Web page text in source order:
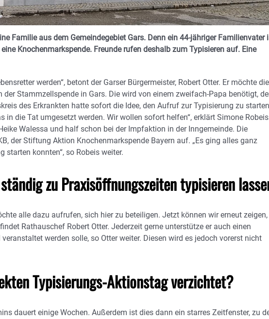
Familie aus dem Gemeindegebiet Gars. Denn ein 44-jähriger Familienvater
Knochenmarkspende. Freunde rufen deshalb zum Typisieren auf. Eine
werden“, betont der Garser Bürgermeister, Robert Otter. Er möchte die
Stammzellspende in Gars. Die wird von einem zweifach-Papa benötigt,
des Erkrankten hatte sofort die Idee, den Aufruf zur Typisierung zu
in die Tat umgesetzt werden. Wir wollen sofort helfen“, erklärt Simone
Walessa und half schon bei der Impfaktion in der Inngemeinde. Die
der Stiftung Aktion Knochenmarkspende Bayern auf. „Es ging alles ganz
konnten“, so Robeis weiter.
zu Praxisöffnungszeiten typisieren
alle dazu aufrufen, sich hier zu beteiligen. Jetzt können wir erneut zeigen,
Rathauschef Robert Otter. Jederzeit gerne unterstütze er auch einen
werden solle, so Otter weiter. Diesen wird es jedoch vorerst nicht
Typisierungs-Aktionstag verzichtet?
dauert einige Wochen. Außerdem ist dies dann ein starres Zeitfenster, zu